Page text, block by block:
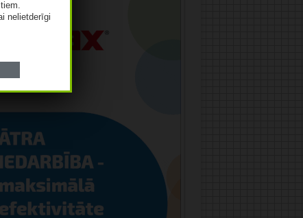
nelietderīgi